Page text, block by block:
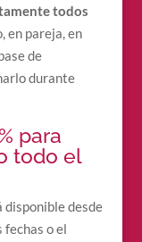
todos
en pareja, en
de
durante
para
todo el
disponible desde
fechas o el